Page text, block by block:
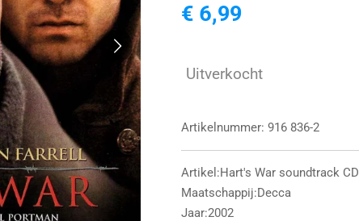
€ 6,99
Uitverkocht
Artikelnummer: 916 836-2
Artikel:Hart's War soundtrack CD
Maatschappij:Decca
Jaar:2002